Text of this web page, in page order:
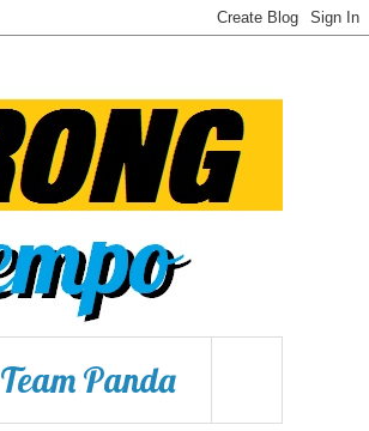
Team Panda